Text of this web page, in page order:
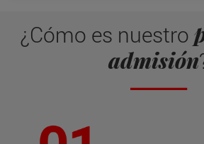
¿Cómo es nuestro
admisión